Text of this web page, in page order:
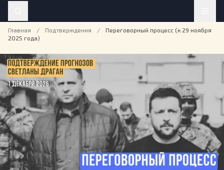
Главная / Подтверждения /
Переговорный процесс (к 29 ноября
2025 года)